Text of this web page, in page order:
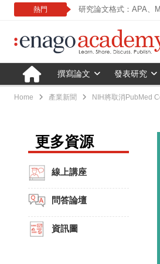
熱門 研究論文格式：APA、
撰寫論文 發表研究
Home 產業新聞 NIH將取消PubMed
更多資源
線上講座
問答論壇
資訊圖